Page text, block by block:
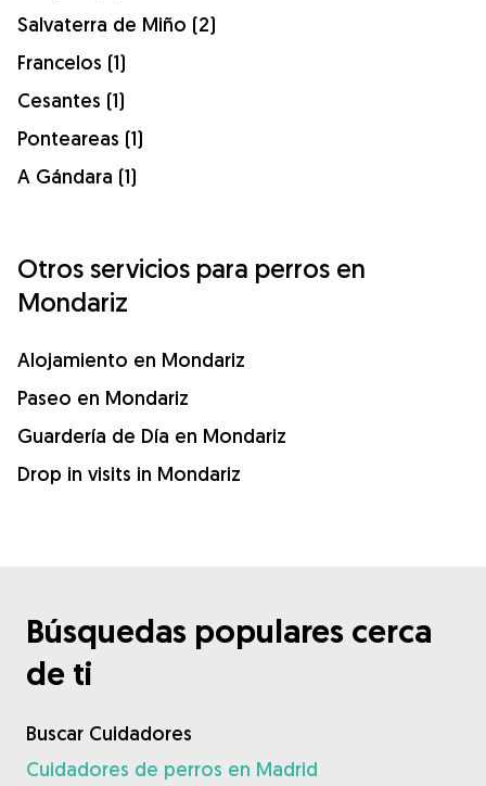
Salvaterra de Miño (2)
Francelos (1)
Cesantes (1)
Ponteareas (1)
A Gándara (1)
Otros servicios para perros en
Mondariz
Alojamiento en Mondariz
Paseo en Mondariz
Guardería de Día en Mondariz
Drop in visits in Mondariz
Búsquedas populares cerca
de ti
Buscar Cuidadores
Cuidadores de perros en Madrid